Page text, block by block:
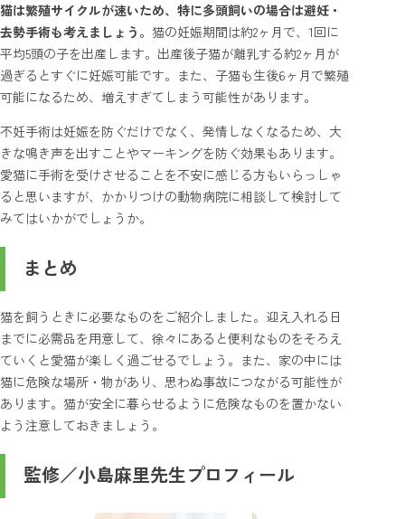
猫は繁殖サイクルが速いため、特に多頭飼いの場合は避妊・
去勢手術も考えましょう。 猫の妊娠期間は約2ヶ月で、1回に
平均5頭の子を出産します。出産後子猫が離乳する約2ヶ月が
過ぎるとすぐに妊娠可能です。また、子猫も生後6ヶ月で繁殖
可能になるため、増えすぎてしまう可能性があります。
不妊手術は妊娠を防ぐだけでなく、発情しなくなるため、大
きな鳴き声を出すことやマーキングを防ぐ効果もあります。
愛猫に手術を受けさせることを不安に感じる方もいらっしゃ
ると思いますが、かかりつけの動物病院に相談して検討して
みてはいかがでしょうか。
まとめ
猫を飼うときに必要なものをご紹介しました。迎え入れる日
までに必需品を用意して、徐々にあると便利なものをそろえ
ていくと愛猫が楽しく過ごせるでしょう。また、家の中には
猫に危険な場所・物があり、思わぬ事故につながる可能性が
あります。猫が安全に暮らせるように危険なものを置かない
よう注意しておきましょう。
監修／小島麻里先生プロフィール